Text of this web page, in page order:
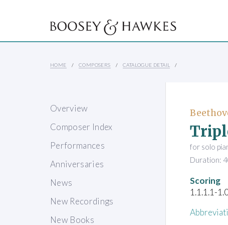
HOME COMPOSERS CATALOGUE DETAIL
Overview
Composer Index
Performances
Anniversaries
News
New Recordings
New Books
for solo
Duration:
Scoring
1.1.1.1-